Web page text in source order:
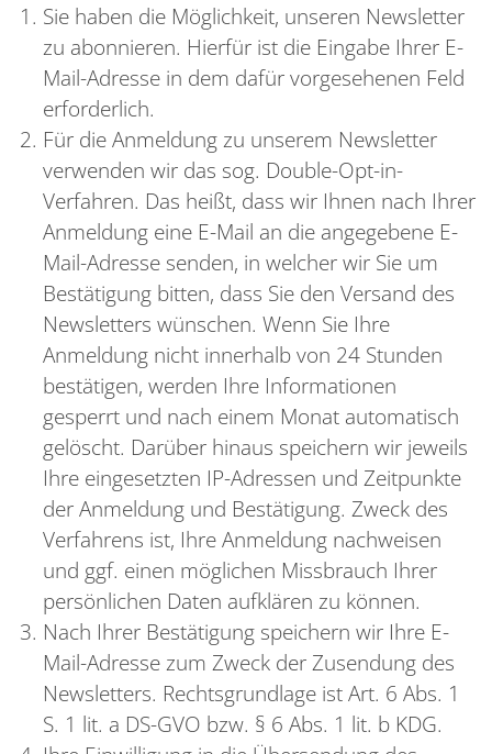
Sie haben die Möglichkeit, unseren Newsletter
zu abonnieren. Hierfür ist die Eingabe Ihrer E-
Mail-Adresse in dem dafür vorgesehenen Feld
erforderlich.
Für die Anmeldung zu unserem Newsletter
verwenden wir das sog. Double-Opt-in-
Verfahren. Das heißt, dass wir Ihnen nach Ihrer
Anmeldung eine E-Mail an die angegebene E-
Mail-Adresse senden, in welcher wir Sie um
Bestätigung bitten, dass Sie den Versand des
Newsletters wünschen. Wenn Sie Ihre
Anmeldung nicht innerhalb von 24 Stunden
bestätigen, werden Ihre Informationen
gesperrt und nach einem Monat automatisch
gelöscht. Darüber hinaus speichern wir jeweils
Ihre eingesetzten IP-Adressen und Zeitpunkte
der Anmeldung und Bestätigung. Zweck des
Verfahrens ist, Ihre Anmeldung nachweisen
und ggf. einen möglichen Missbrauch Ihrer
persönlichen Daten aufklären zu können.
Nach Ihrer Bestätigung speichern wir Ihre E-
Mail-Adresse zum Zweck der Zusendung des
Newsletters. Rechtsgrundlage ist Art. 6 Abs. 1
S. 1 lit. a DS-GVO bzw. § 6 Abs. 1 lit. b KDG.